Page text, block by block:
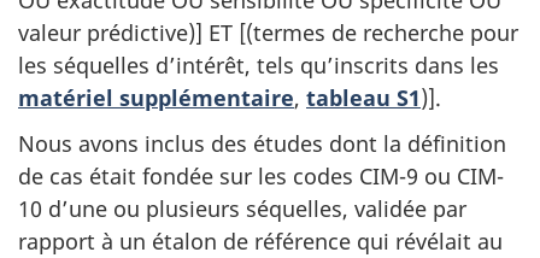
valeur prédictive)] ET [(termes de recherche pour
les séquelles d’intérêt, tels qu’inscrits dans les
matériel supplémentaire, tableau S1)].
Nous avons inclus des études dont la définition
de cas était fondée sur les codes CIM-9 ou CIM-
10 d’une ou plusieurs séquelles, validée par
rapport à un étalon de référence qui révélait au